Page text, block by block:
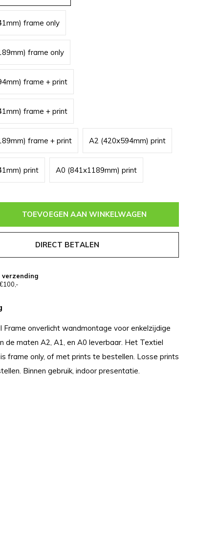
frame only
frame only
frame + print
frame + print
frame + print A2 (420x594mm) print
print A0 (841x1189mm) print
TOEVOEGEN AAN WINKELWAGEN
DIRECT BETALEN
verzending
onverlicht wandmontage voor enkelzijdige
de maten A2, A1, en A0 leverbaar. Het Textiel
frame only, of met prints te bestellen. Losse prints
Binnen gebruik, indoor presentatie.